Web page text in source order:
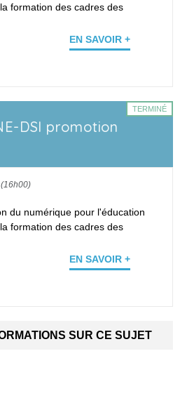
formation des cadres des
EN SAVOIR +
DSI promotion
TERMINÉ
du numérique pour l'éducation
formation des cadres des
EN SAVOIR +
SUR CE SUJET